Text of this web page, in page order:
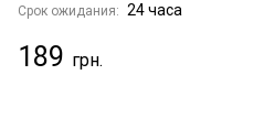
Срок ожидания: 24 часа
189